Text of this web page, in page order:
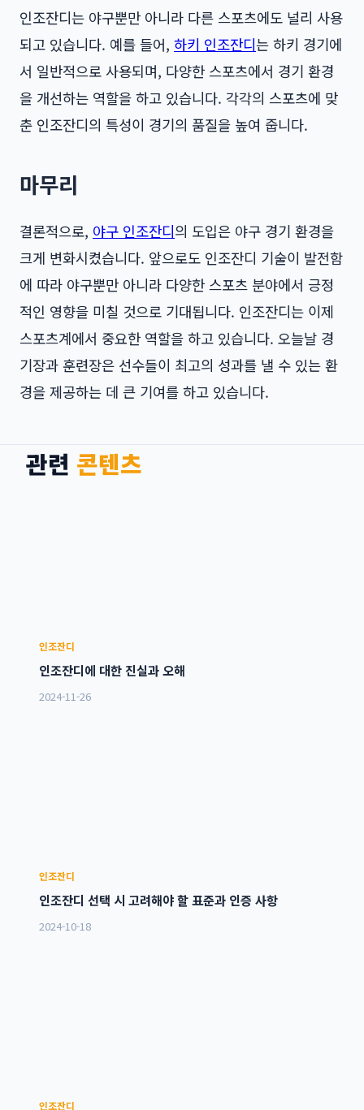
인조잔디는 야구뿐만 아니라 다른 스포츠에도 널리 사용
되고 있습니다. 예를 들어, 하키 인조잔디는 하키 경기에
서 일반적으로 사용되며, 다양한 스포츠에서 경기 환경
을 개선하는 역할을 하고 있습니다. 각각의 스포츠에 맞
춘 인조잔디의 특성이 경기의 품질을 높여 줍니다.
마무리
결론적으로, 야구 인조잔디의 도입은 야구 경기 환경을
크게 변화시켰습니다. 앞으로도 인조잔디 기술이 발전함
에 따라 야구뿐만 아니라 다양한 스포츠 분야에서 긍정
적인 영향을 미칠 것으로 기대됩니다. 인조잔디는 이제
스포츠계에서 중요한 역할을 하고 있습니다. 오늘날 경
기장과 훈련장은 선수들이 최고의 성과를 낼 수 있는 환
경을 제공하는 데 큰 기여를 하고 있습니다.
관련 콘텐츠
인조잔디
인조잔디에 대한 진실과 오해
2024-11-26
인조잔디
인조잔디 선택 시 고려해야 할 표준과 인증 사항
2024-10-18
인조잔디